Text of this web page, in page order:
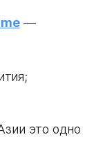
—
это одно